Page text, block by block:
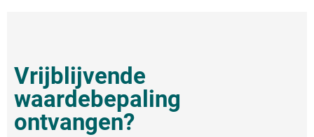
Vrijblijvende
waardebepaling
ontvangen?